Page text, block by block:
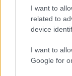
I want to
related to
device
I want to
Google for